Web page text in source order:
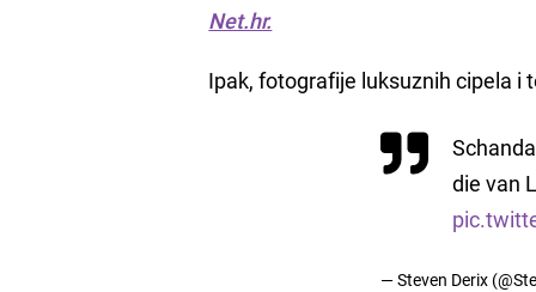
Net.hr.
Ipak, fotografije luksuznih cipela i
die van
— Steven Derix